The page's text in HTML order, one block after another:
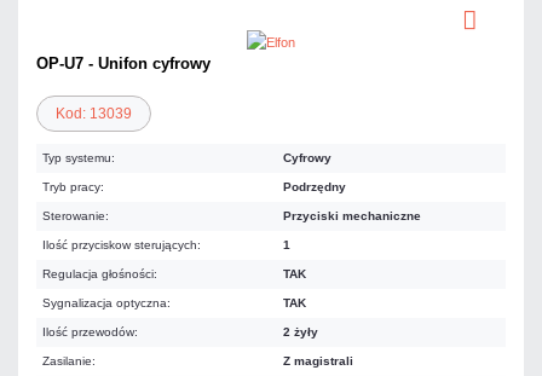
OP-U7 - Unifon cyfrowy
Kod: 13039
Typ systemu: Cyfrowy
Tryb pracy: Podrzędny
Sterowanie: Przyciski mechaniczne
Ilość przyciskow sterujących: 1
Regulacja głośności: TAK
Sygnalizacja optyczna: TAK
Ilość przewodów: 2 żyły
Zasilanie: Z magistrali